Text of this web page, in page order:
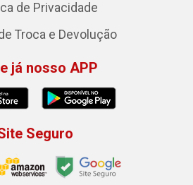
de Privacidade
Troca e Devolução
já nosso APP
Seguro